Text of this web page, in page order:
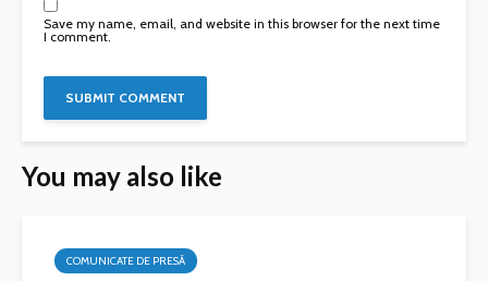
Save my name, email, and website in this browser for the next time
I comment.
You may also like
COMUNICATE DE PRESĂ